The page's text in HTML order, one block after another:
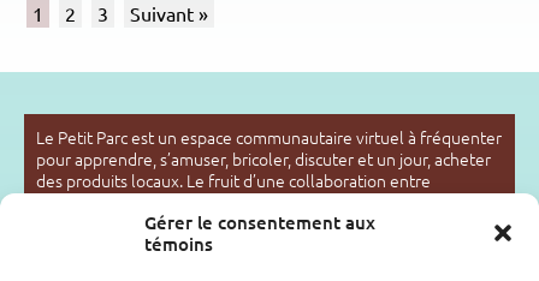
Gérer le consentement aux
témoins
1 2 3 Suivant »
Le Petit Parc est un espace communautaire virtuel à fréquenter
pour apprendre, s’amuser, bricoler, discuter et un jour, acheter
des produits locaux. Le fruit d’une collaboration entre
ouvert à tous. C’est un espace éclectique, multiculturel et
multigénérationnel foisonnant de projets et d’idées.